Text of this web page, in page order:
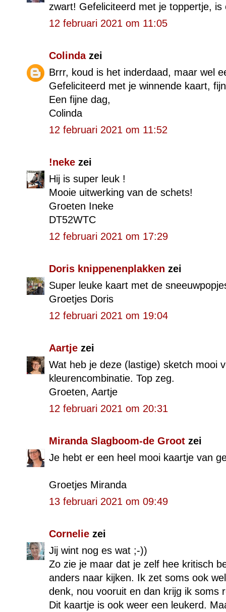
zwart! Gefeliciteerd met je toppertje,
12 februari 2021 om 11:05
Colindazei
Brrr, koud is het inderdaad, maar wel
Gefeliciteerd met je winnende kaart,
Een fijne dag,
Colinda
12 februari 2021 om 11:52
!neke zei
Hij is super leuk !
Mooie uitwerking van de schets!
Groeten Ineke
DT52WTC
12 februari 2021 om 17:29
Doris knippenenplakken zei
Super leuke kaart met de
Groetjes Doris
12 februari 2021 om 19:04
Aartje zei
Wat heb je deze (lastige) sketch mooi
kleurencombinatie. Top zeg.
Groeten, Aartje
12 februari 2021 om 20:31
Miranda Slagboom-de Groot zei
Je hebt er een heel mooi kaartje van
Groetjes Miranda
13 februari 2021 om 09:49
Cornelie zei
Jij wint nog es wat ;-))
Zo zie je maar dat je zelf hee kritisch
anders naar kijken. Ik zet soms ook
denk, nou vooruit en dan krijg ik soms
Dit kaartje is ook weer een leukerd.